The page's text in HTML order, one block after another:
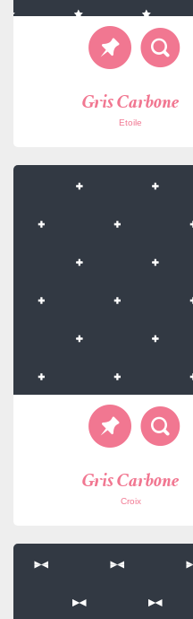
Gris Carbone
Etoile
Gris Carbone
Croix